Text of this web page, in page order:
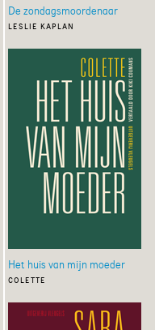
De zondagsmoordenaar
leslie kaplan
Het huis van mijn moeder
colette